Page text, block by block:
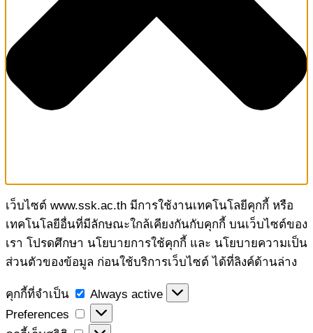
เว็บไซต์ www.ssk.ac.th มีการใช้งานเทคโนโลยีคุกกี้ หรือ
เทคโนโลยีอื่นที่มีลักษณะใกล้เคียงกันกับคุกกี้ บนเว็บไซต์ของ
เรา โปรดศึกษา นโยบายการใช้คุกกี้ และ นโยบายความเป็น
ส่วนตัวของข้อมูล ก่อนใช้บริการเว็บไซต์ ได้ที่ลิงค์ด้านล่าง
คุกกี้ที่จำเป็น
คุกกี้
ที่
จำเป็น
Always active
Preferences
Preferences